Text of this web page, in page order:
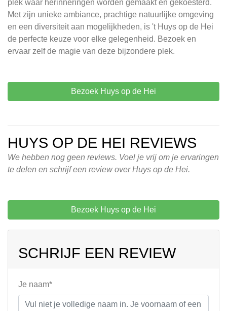
plek waar herinneringen worden gemaakt en gekoesterd.
Met zijn unieke ambiance, prachtige natuurlijke omgeving
en een diversiteit aan mogelijkheden, is 't Huys op de Hei
de perfecte keuze voor elke gelegenheid. Bezoek en
ervaar zelf de magie van deze bijzondere plek.
Bezoek Huys op de Hei
HUYS OP DE HEI REVIEWS
We hebben nog geen reviews. Voel je vrij om je ervaringen
te delen en schrijf een review over Huys op de Hei.
Bezoek Huys op de Hei
SCHRIJF EEN REVIEW
Je naam*